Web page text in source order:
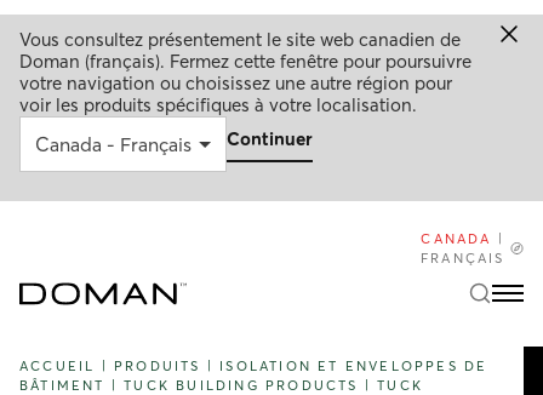
Vous consultez présentement le site web canadien de
Doman (français). Fermez cette fenêtre pour poursuivre
votre navigation ou choisissez une autre région pour
voir les produits spécifiques à votre localisation.
Continuer
CANADA
FRANÇAIS
ACCUEIL PRODUITS
ISOLATION ET ENVELOPPES DE
BÂTIMENT
|TUCK BUILDING PRODUCTS |TUCK